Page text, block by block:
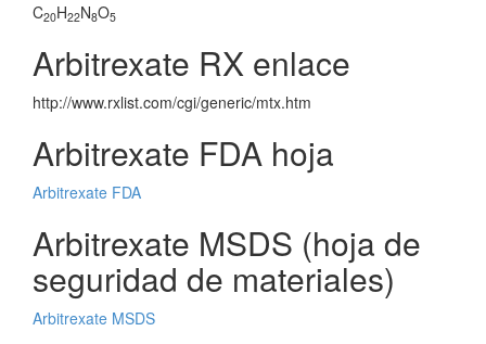
C20H22N8O5
Arbitrexate RX enlace
http://www.rxlist.com/cgi/generic/mtx.htm
Arbitrexate FDA hoja
Arbitrexate FDA
Arbitrexate MSDS (hoja de
seguridad de materiales)
Arbitrexate MSDS